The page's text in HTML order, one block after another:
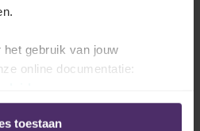
gebruik van jouw
online documentatie:
toestaan
CAO of het
eruit?